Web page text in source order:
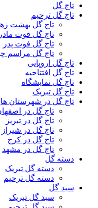
تاج گل
تاج گل ترحیم
تاج گل بهشت
تاج گل فوت مادر
تاج گل فوت پدر
تاج گل مراسم
تاج گل اروپایی
تاج گل افتتاحیه
تاج گل نمایشگاه
تاج گل تبریک
تاج گل در شهرستان ها
تاج گل در
تاج گل در تبریز
تاج گل در شیراز
تاج گل در کرج
تاج گل در مشهد
دسته گل
دسته گل تبریک
دسته گل ترحیم
سبد گل
سبد گل تبریک